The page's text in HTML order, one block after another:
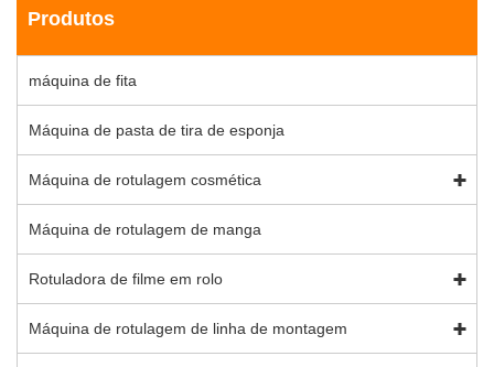
Produtos
máquina de fita
Máquina de pasta de tira de esponja
Máquina de rotulagem cosmética
Máquina de rotulagem de manga
Rotuladora de filme em rolo
Máquina de rotulagem de linha de montagem